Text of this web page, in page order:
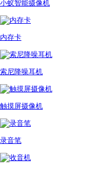
小蚁智能摄像机
内存卡
索尼降噪耳机
触摸屏摄像机
录音笔